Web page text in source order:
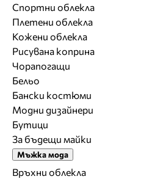
Спортни облекла
Плетени облекла
Кожени облекла
Рисувана коприна
Чорапогащи
Бельо
Бански костюми
Модни дизайнери
Бутици
За бъдещи майки
Мъжка мода
Връхни облекла